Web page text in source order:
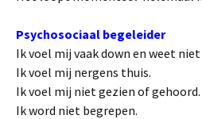
Psychosociaal begeleider
Ik voel mij vaak down en weet
Ik voel mij nergens thuis.
Ik voel mij niet gezien of gehoord.
Ik word niet begrepen.